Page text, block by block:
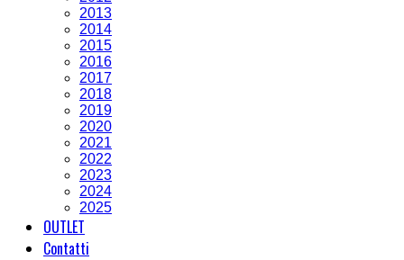
2013
2014
2015
2016
2017
2018
2019
2020
2021
2022
2023
2024
2025
OUTLET
Contatti